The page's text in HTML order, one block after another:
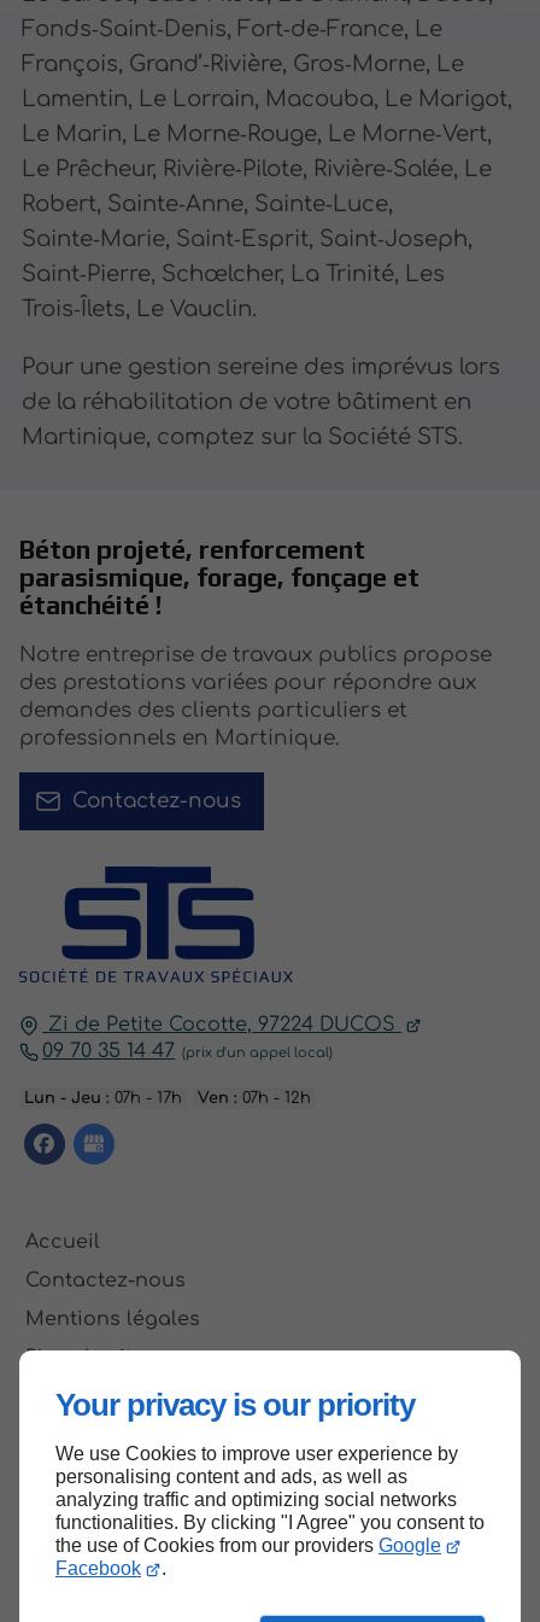
Your privacy is our priority
We use Cookies to improve user experience by
personalising content and ads, as well as
analyzing traffic and optimizing social networks
functionalities. By clicking "I Agree" you consent to
the use of Cookies from our providers Google
Facebook
.
Fonds‑Saint‑Denis, Fort‑de‑France, Le
François, Grand’‑Rivière, Gros‑Morne, Le
Lamentin, Le Lorrain, Macouba, Le Marigot,
Le Marin, Le Morne‑Rouge, Le Morne‑Vert,
Le Prêcheur, Rivière‑Pilote, Rivière‑Salée, Le
Robert, Sainte‑Anne, Sainte‑Luce,
Sainte‑Marie, Saint‑Esprit, Saint‑Joseph,
Saint‑Pierre, Schœlcher, La Trinité, Les
Trois‑Îlets, Le Vauclin.
Pour une gestion sereine des imprévus lors
de la réhabilitation de votre bâtiment en
Martinique, comptez sur la Société STS.
Zi de Petite Cocotte, 97224 DUCOS
09 70 35 14 47
Lun - Jeu :07h - 17h Ven :07h - 12h
Accueil
Contactez-nous
Mentions légales
Plan du site
Béton projeté, renforcement
parasismique, forage, fonçage et
étanchéité !
Notre entreprise de travaux publics propose
des prestations variées pour répondre aux
demandes des clients particuliers et
professionnels en Martinique.
Contactez-nous
Haut de page